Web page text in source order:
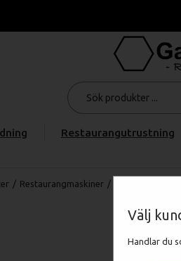
Välj
Handlar du
Restaurangutrustning
/ Restaurangmaskiner /